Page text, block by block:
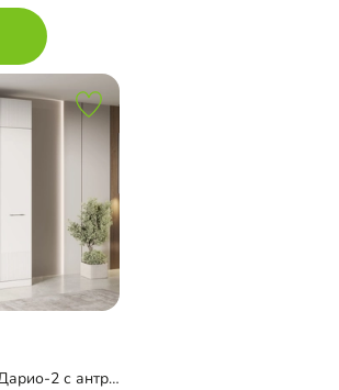
Распашной шкаф Дарио-2 с антресолью